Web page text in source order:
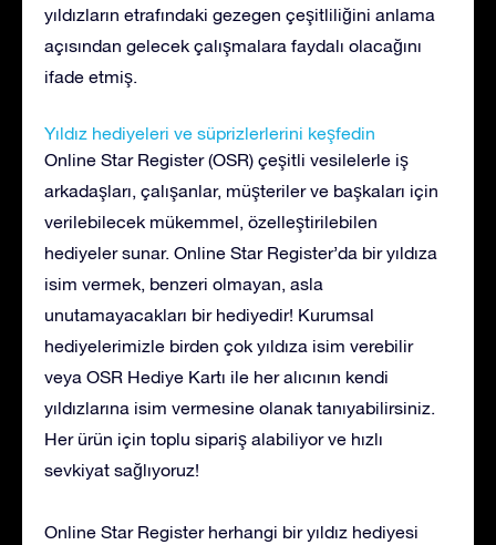
yıldızların etrafındaki gezegen çeşitliliğini anlama
açısından gelecek çalışmalara faydalı olacağını
ifade etmiş.
Yıldız hediyeleri ve süprizlerlerini keşfedin
Online Star Register (OSR) çeşitli vesilelerle iş
arkadaşları, çalışanlar, müşteriler ve başkaları için
verilebilecek mükemmel, özelleştirilebilen
hediyeler sunar. Online Star Register’da bir yıldıza
isim vermek, benzeri olmayan, asla
unutamayacakları bir hediyedir! Kurumsal
hediyelerimizle birden çok yıldıza isim verebilir
veya OSR Hediye Kartı ile her alıcının kendi
yıldızlarına isim vermesine olanak tanıyabilirsiniz.
Her ürün için toplu sipariş alabiliyor ve hızlı
sevkiyat sağlıyoruz!
Online Star Register herhangi bir yıldız hediyesi